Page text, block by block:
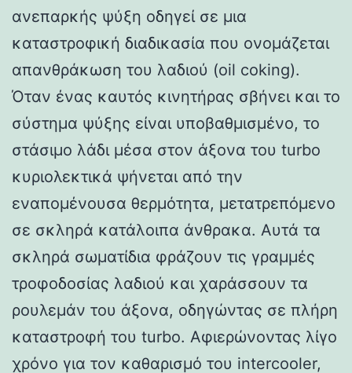
ανεπαρκής ψύξη οδηγεί σε μια
καταστροφική διαδικασία που ονομάζεται
απανθράκωση του λαδιού (oil coking).
Όταν ένας καυτός κινητήρας σβήνει και το
σύστημα ψύξης είναι υποβαθμισμένο, το
στάσιμο λάδι μέσα στον άξονα του turbo
κυριολεκτικά ψήνεται από την
εναπομένουσα θερμότητα, μετατρεπόμενο
σε σκληρά κατάλοιπα άνθρακα. Αυτά τα
σκληρά σωματίδια φράζουν τις γραμμές
τροφοδοσίας λαδιού και χαράσσουν τα
ρουλεμάν του άξονα, οδηγώντας σε πλήρη
καταστροφή του turbo. Αφιερώνοντας λίγο
χρόνο για τον καθαρισμό του intercooler,